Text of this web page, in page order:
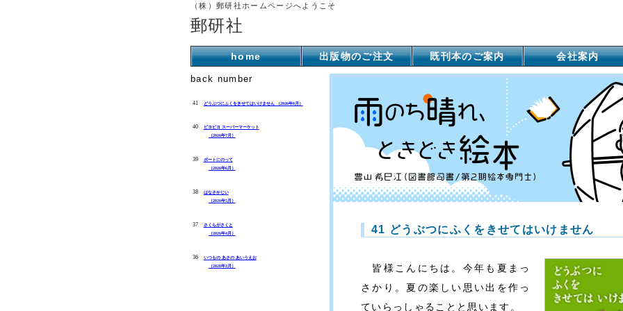
（株）郵研社ホームページへようこそ
郵研社
home 出版物のご注文 既刊本のご案内 会社案内
back number
41 どうぶつにふくをきせてはいけません
皆様こんにちは。今年も夏まっ
さかり。夏の楽しい思い出を作っ
ていらっしゃることと思います。